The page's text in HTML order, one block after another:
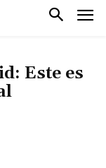
Este es